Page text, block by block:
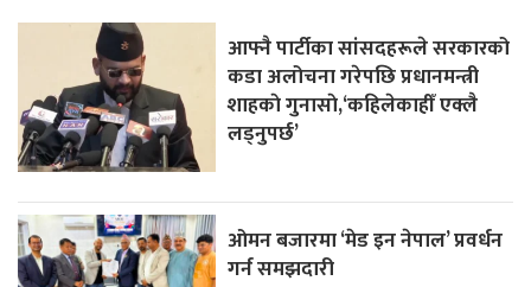
आफ्नै पार्टीका सांसदहरूले सरकारको
कडा अलोचना गरेपछि प्रधानमन्त्री
शाहकाे गुनासाे,‘कहिलेकाहीँ एक्लै
लड्नुपर्छ’
ओमन बजारमा ‘मेड इन नेपाल’ प्रवर्धन
गर्न समझदारी